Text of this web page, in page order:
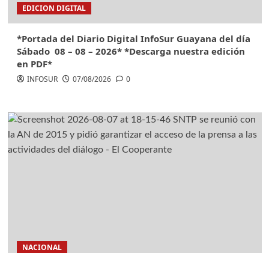
EDICION DIGITAL
*Portada del Diario Digital InfoSur Guayana del día
Sábado 08 – 08 – 2026* *Descarga nuestra edición
en PDF*
INFOSUR 07/08/2026 0
NACIONAL